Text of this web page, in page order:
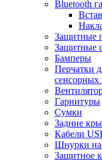
Bluetooth
Защитные
Защитные
Бамперы
Перчатки
сенсорных
Гарнитуры
Сумки
Задние
Кабели
Шнурки на
Защитное